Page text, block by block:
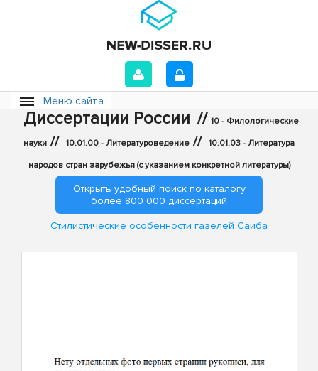
Меню сайта
Диссертации России // 10 - Филологические
науки // 10.01.00 - Литературоведение // 10.01.03 - Литература
народов стран зарубежья (с указанием конкретной литературы)
Открыть удобный поиск по каталогу
более 800 000 диссертаций
Стилистические особенности газелей Саиба